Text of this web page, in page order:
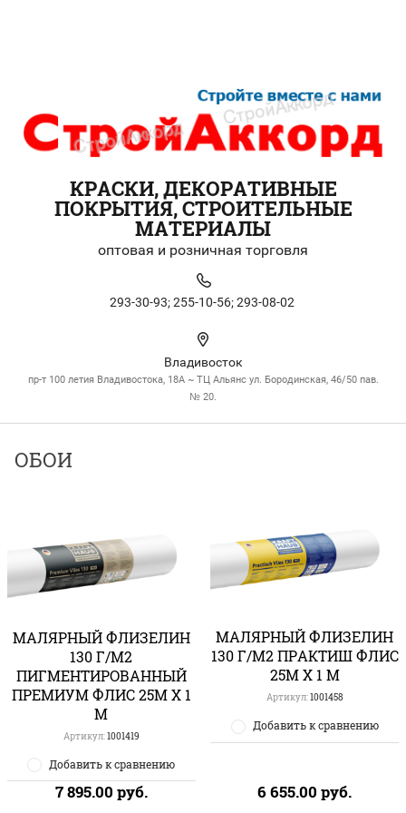
КРАСКИ, ДЕКОРАТИВНЫЕ
ПОКРЫТИЯ, СТРОИТЕЛЬНЫЕ
МАТЕРИАЛЫ
оптовая и розничная торговля
293-30-93; 255-10-56; 293-08-02
Владивосток
пр-т 100 летия Владивостока, 18А ~ ТЦ Альянс ул. Бородинская, 46/50 пав.
№ 20.
ОБОИ
МАЛЯРНЫЙ ФЛИЗЕЛИН
130 Г/М2
ПИГМЕНТИРОВАННЫЙ
ПРЕМИУМ ФЛИС 25М Х 1
М
Артикул:1001419
Добавить к сравнению
7 895.00 руб.
МАЛЯРНЫЙ ФЛИЗЕЛИН
130 Г/М2 ПРАКТИШ ФЛИС
25М Х 1 М
Артикул:1001458
Добавить к сравнению
6 655.00 руб.